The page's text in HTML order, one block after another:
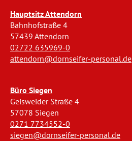
Hauptsitz Attendorn
Bahnhofstraße 4
57439 Attendorn
02722 635969-0
attendorn@dornseifer-personal.de
Büro Siegen
Geisweider Straße 4
57078 Siegen
0271 7734552-0
siegen@dornseifer-personal.de